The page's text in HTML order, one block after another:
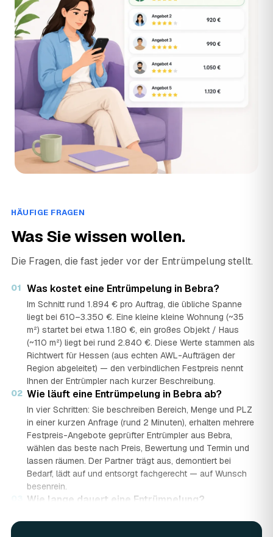
HÄUFIGE FRAGEN
Was Sie wissen wollen.
Die Fragen, die fast jeder vor der Entrümpelung stellt.
01 Was kostet eine Entrümpelung in Bebra?
Im Schnitt rund 1.894 € pro Auftrag, die übliche Spanne
liegt bei 610–3.350 €. Eine kleine kleine Wohnung (~35
m²) startet bei etwa 1.180 €, ein großes Objekt / Haus
(~110 m²) liegt bei rund 2.840 €. Diese Werte stammen als
Richtwert für Hessen (aus echten AWL-Aufträgen der
Region abgeleitet) — den verbindlichen Festpreis nennt
Ihnen der Entrümpler nach kurzer Beschreibung.
02 Wie läuft eine Entrümpelung in Bebra ab?
In vier Schritten: Sie beschreiben Bereich, Menge und PLZ
in einer kurzen Anfrage (rund 2 Minuten), erhalten mehrere
Festpreis-Angebote geprüfter Entrümpler aus Bebra,
wählen das beste nach Preis, Bewertung und Termin und
lassen räumen. Der Partner trägt aus, demontiert bei
Bedarf, lädt auf und entsorgt fachgerecht — auf Wunsch
besenrein.
Wie lange dauert eine Entrümpelung?